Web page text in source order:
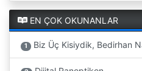
EN ÇOK OKUNANLAR
1 Biz Üç Kisiydik, Bedirhan